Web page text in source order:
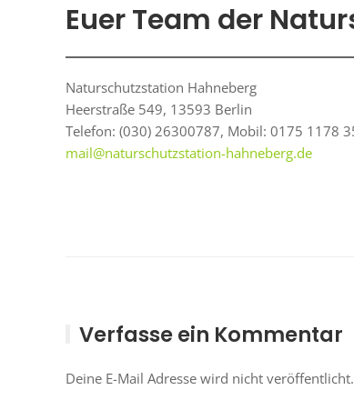
Euer Team der
Naturschutzstation Hahneberg
Heerstraße 549, 13593 Berlin
Telefon: (030) 26300787, Mobil: 0175 1178
mail@naturschutzstation-hahneberg.de
Verfasse ein Kommentar
Deine E-Mail Adresse wird nicht veröffentlicht.